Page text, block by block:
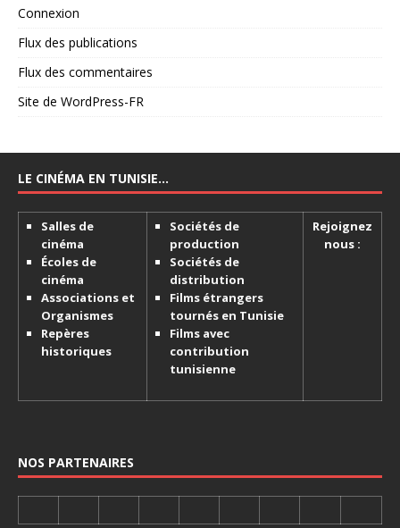
Connexion
Flux des publications
Flux des commentaires
Site de WordPress-FR
LE CINÉMA EN TUNISIE…
Salles de
cinéma
Écoles de
cinéma
Associations et
Organismes
Repères
historiques
Sociétés de
production
Sociétés de
distribution
Films étrangers
tournés en Tunisie
Films avec
contribution
tunisienne
Rejoignez
nous :
NOS PARTENAIRES